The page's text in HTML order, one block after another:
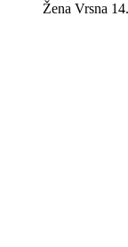
Žena Vrsna